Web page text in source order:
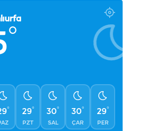
°
° 29°
PZT
30°
SAL
30°
ÇAR
29°
PER